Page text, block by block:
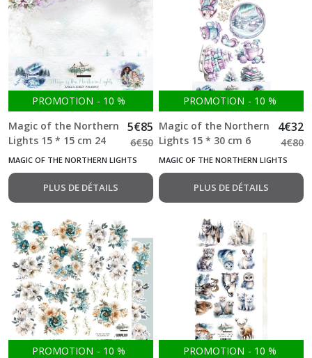
PROMOTION - 10 %
Magic of the Northern
Lights 15 * 15 cm 24
Feuilles double face
5€85
6€50
MAGIC OF THE NORTHERN LIGHTS
PLUS DE DÉTAILS
PROMOTION - 10 %
Magic of the Northern
Lights 15 * 30 cm 6
Feuilles double face
4€32
4€80
MAGIC OF THE NORTHERN LIGHTS
PLUS DE DÉTAILS
PROMOTION - 10 %
PROMOTION - 10 %
In
the
library
Magic
of
the
Northern
Lights
(12)
Lovely
Autumn
Ocean
blue
(12)
Romantic
Boho
(12)